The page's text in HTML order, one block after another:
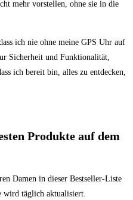
mehr vorstellen,⁤ ohne sie in die
ich‌ nie ohne meine GPS Uhr auf‌
Sicherheit und⁢ Funktionalität,
ich bereit⁤ bin, alles zu entdecken,
Produkte ⁢auf dem
Damen in‍ dieser Bestseller-Liste⁢
wird täglich⁤ aktualisiert.